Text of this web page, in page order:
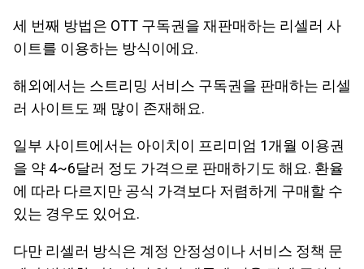
세 번째 방법은 OTT 구독권을 재판매하는 리셀러 사
이트를 이용하는 방식이에요.
해외에서는 스트리밍 서비스 구독권을 판매하는 리셀
러 사이트도 꽤 많이 존재해요.
일부 사이트에서는 아이치이 프리미엄 1개월 이용권
을 약 4~6달러 정도 가격으로 판매하기도 해요. 환율
에 따라 다르지만 공식 가격보다 저렴하게 구매할 수
있는 경우도 있어요.
다만 리셀러 방식은 계정 안정성이나 서비스 정책 문